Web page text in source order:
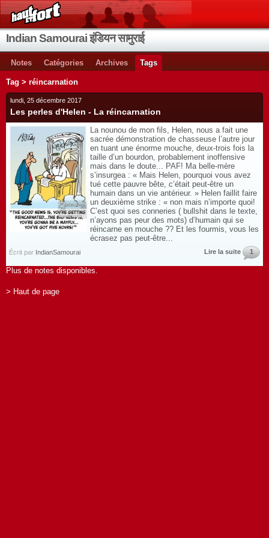
Indian Samourai इंडियन सामुराई
Notes Catégories Archives Tags
Tag > réincarnation
lundi, 25 décembre 2017
Les perles d'Helen - La réincarnation
La nounou de mon fils, Helen, nous a fait une
sacrée démonstration de chasseuse l’autre jour
en tuant une énorme mouche, deux-trois fois la
taille d’un bourdon, probablement inoffensive
mais dans le doute... PAF! Ma belle-mère
s’insurgea : « Mais Helen, pourquoi vous avez
tué cette pauvre bête, c’était peut-être un
humain dans un vie antérieur. » Helen faillit faire
un deuxième strike : « non mais n’importe quoi!
C’est quoi ses conneries ( bullshit dans le texte,
n’ayons pas peur des mots) d’humain qui se
réincarne en mouche ?? Et les fourmis, vous les
écrasez pas peut-être...
Écrit par IndianSamourai Lire la suite 1
Plus de notes disponibles.
> Haut de page